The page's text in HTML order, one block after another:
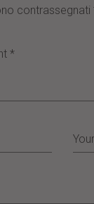
contrassegnati